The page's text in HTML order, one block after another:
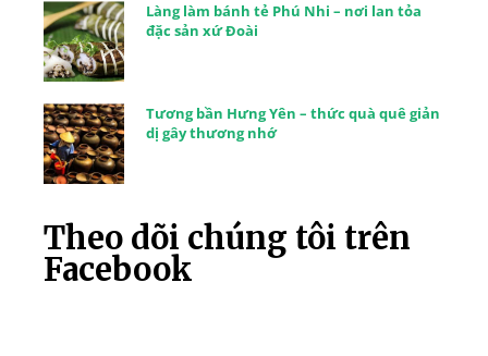
Làng làm bánh tẻ Phú Nhi – nơi lan tỏa
đặc sản xứ Đoài
Tương bần Hưng Yên – thức quà quê giản
dị gây thương nhớ
Theo dõi chúng tôi trên
Facebook